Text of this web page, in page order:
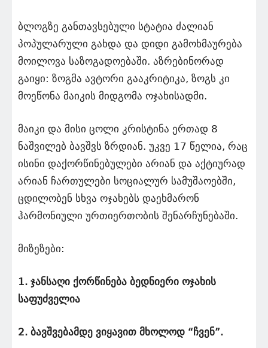
ბლოგზე განთავსებული სტატია ძალიან
პოპულარული გახდა და დიდი გამოხმაურება
მოილოვა საზოგადოებაში. აზრებინორად
გაიყი: ზოგმა ავტორი გააკრიტიკა, ზოგს კი
მოეწონა მაიკის მიდგომა ოჯახისადმი.
მაიკი და მისი ცოლი კრისტინა ერთად 8
ნაშვილებ ბავშვს ზრდიან. უკვე 17 წელია, რაც
ისინი დაქორწინებულები არიან და აქტიურად
არიან ჩართულები სოციალურ სამუშაოებში,
ცდილობენ სხვა ოჯახებს დაეხმარონ
ჰარმონიული ურთიერთობის შენარჩუნებაში.
მიზეზები:
1. ჯანსაღი ქორწინება ბედნიერი ოჯახის
საფუძველია
2. ბავშვებამდე ვიყავით მხოლოდ “ჩვენ”.